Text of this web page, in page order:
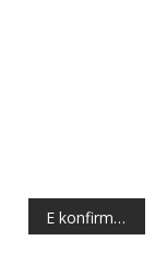
E konfirmon Lumir Abdixhiku: Po, do të jem kandidat për kryetar – kjo është thirrja e tij për anëtarët e LDK-së